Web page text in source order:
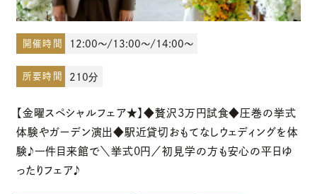
ブライダルフェア
お電話でのご予約・お問い合わせ
096-319-2022
平日12:00-19:00
土日祝9:00-19:00（火・水曜日定休）
開催時間 12:00～/13:00～/14:00～
所要時間 210分
【金曜スペシャルフェア★】◆贅沢3万円試食◆圧巻の挙式
体験やガーデン演出◆駅近貸切おもてなしウェディングを体
験♪一件目来館で＼挙式0円／初見学の方も安心の平日ゆ
ったりフェア♪